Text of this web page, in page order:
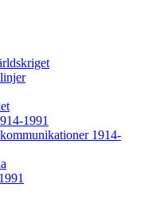
1991
1914-